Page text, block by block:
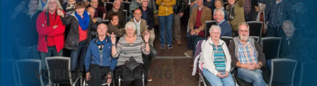
VORIGE AFBEELDING